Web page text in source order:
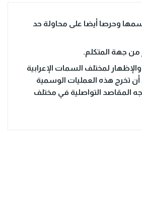
وحرصا أيضا على محاولة حد
من جهة المتكلم.
لمختلف السمات الإعرابية
تخرج هذه العمليات الوسمية
المقاصد التواصلية في مختلف